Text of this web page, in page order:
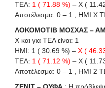
ΤΕΛ: 1 ( 71.88 %) – X (
Αποτέλεσμα: 0 – 1 , ΗΜΙ X
ΛΟΚΟΜΟΤΙΒ ΜΟΣΧΑΣ –
X και για ΤΕΛ είναι: 1
ΗΜΙ: 1 ( 30.69 %) – X (
ΤΕΛ: 1 ( 71.12 %) – X (
Αποτέλεσμα: 0 – 1 , ΗΜΙ 2